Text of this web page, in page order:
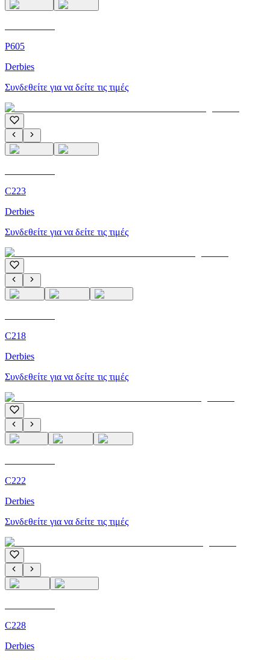
P605
Derbies
Συνδεθείτε για να δείτε τις τιμές
C223
Derbies
Συνδεθείτε για να δείτε τις τιμές
C218
Derbies
Συνδεθείτε για να δείτε τις τιμές
C222
Derbies
Συνδεθείτε για να δείτε τις τιμές
C228
Derbies